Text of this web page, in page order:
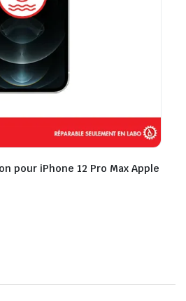
pour iPhone 12 Pro Max Apple